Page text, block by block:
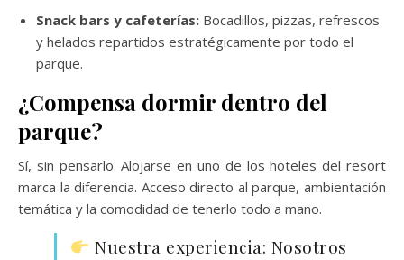
Snack bars y cafeterías: Bocadillos, pizzas, refrescos
y helados repartidos estratégicamente por todo el
parque.
¿Compensa dormir dentro del
parque?
Sí, sin pensarlo. Alojarse en uno de los hoteles del resort
marca la diferencia. Acceso directo al parque, ambientación
temática y la comodidad de tenerlo todo a mano.
Nuestra experiencia: Nosotros